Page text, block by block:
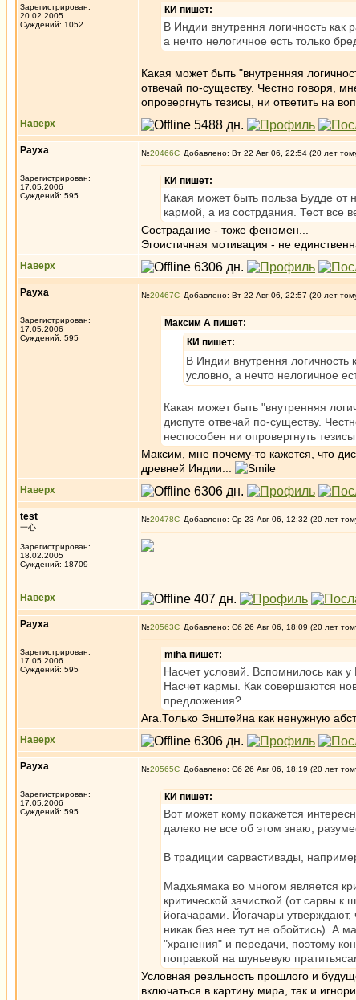
Зарегистрирован:
20.02.2005
Суждений: 1052
КИ пишет:
В Индии внутрення логичность
а нечто нелогичное есть только
Какая может быть "внутренняя
отвечай по-существу. Честно говоря,
опровергнуть тезисы, ни ответить на
Наверх
Рауха
Зарегистрирован:
17.05.2006
Суждений: 595
№20466 Добавлено: Вт 22 Авг 06, 22:54 (20 лет
КИ пишет:
Какая может быть польза Будде от
кармой, а из сострдания. Тест все
Сострадание - тоже феномен...
Эгоистичная мотивация - не
Наверх
Рауха
Зарегистрирован:
17.05.2006
Суждений: 595
№20467 Добавлено: Вт 22 Авг 06, 22:57 (20 лет
Максим А пишет:
КИ пишет:
В Индии внутрення
условно, а нечто нелогичное
Какая может быть "внутренняя
диспуте отвечай по-существу.
неспособен ни опровергнуть
Максим, мне почему-то кажется, что
древней Индии...
Наверх
test
一心
Зарегистрирован:
18.02.2005
Суждений: 18709
№20478 Добавлено: Ср 23 Авг 06, 12:32 (20 лет
Наверх
Рауха
Зарегистрирован:
17.05.2006
Суждений: 595
№20563 Добавлено: Сб 26 Авг 06, 18:09 (20 лет
miha пишет:
Насчет условий. Вспомнилось как
Насчет кармы. Как совершаются
предложения?
Ага.Только Энштейна как ненужную
Наверх
Рауха
Зарегистрирован:
17.05.2006
Суждений: 595
№20565 Добавлено: Сб 26 Авг 06, 18:19 (20 лет
КИ пишет:
Вот может кому покажется
далеко не все об этом знаю,
В традиции сарвастивады,
Мадхьямака во многом является
критической зачисткой (от сарвы
йогачарами. Йогачары
никак без нее тут не обойтись). А
"хранения" и передачи, поэтому
поправкой на шуньевую
Условная реальность прошлого и
включаться в картину мира, так и